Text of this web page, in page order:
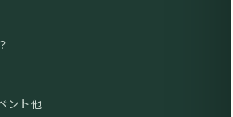
ント他